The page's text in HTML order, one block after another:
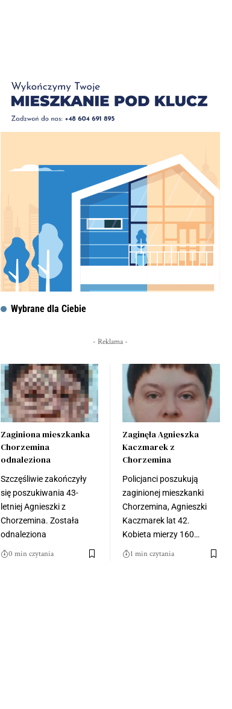
Wybrane dla Ciebie
- Reklama -
Zaginiona mieszkanka
Chorzemina
odnaleziona
Szczęśliwie zakończyły
się poszukiwania 43-
letniej Agnieszki z
Chorzemina. Została
odnaleziona
0 min czytania
Zaginęła Agnieszka
Kaczmarek z
Chorzemina
Policjanci poszukują
zaginionej mieszkanki
Chorzemina, Agnieszki
Kaczmarek lat 42.
Kobieta mierzy 160…
1 min czytania